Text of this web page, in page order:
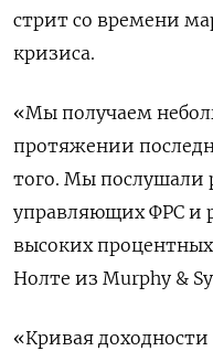
стрит со времени
кризиса.
«Мы получаем
протяжении
того. Мы послушали
управляющих ФРС и
высоких
Нолте из Murphy &
«Кривая